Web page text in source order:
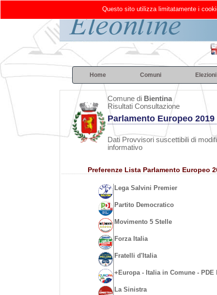
Home Comuni Elezioni
Comune di Bientina
Risultati Consultazione
Parlamento Europeo 2019
Dati Provvisori suscettibili di
informativo
Preferenze Lista Parlamento Europeo
Lega Salvini Premier
Partito Democratico
Movimento 5 Stelle
Forza Italia
Fratelli d'Italia
+Europa - Italia in Comune - PDE
La Sinistra
Questo sito utilizza limitatamente i